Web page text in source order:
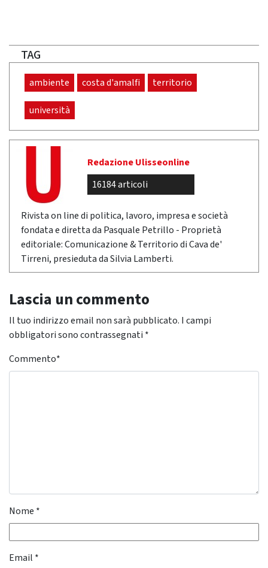
TAG
ambiente costa d'amalfi territorio
università
Redazione Ulisseonline
16184 articoli
Rivista on line di politica, lavoro, impresa e società
fondata e diretta da Pasquale Petrillo - Proprietà
editoriale: Comunicazione & Territorio di Cava de'
Tirreni, presieduta da Silvia Lamberti.
Lascia un commento
Il tuo indirizzo email non sarà pubblicato. I campi
obbligatori sono contrassegnati *
Commento*
Nome *
Email *